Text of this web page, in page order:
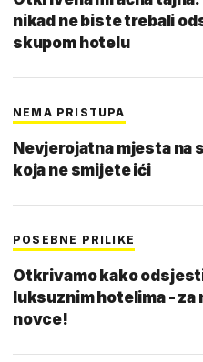
nikad ne biste trebali
skupom hotelu
NEMA PRISTUPA
Nevjerojatna mjesta na
koja ne smijete ići
POSEBNE PRILIKE
Otkrivamo kako
luksuznim hotelima - za
novce!